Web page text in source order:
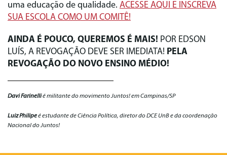
uma educação de qualidade. ACESSE AQUI E INSCREVA
SUA ESCOLA COMO UM COMITÊ!
AINDA É POUCO, QUEREMOS É MAIS! POR EDSON
LUÍS, A REVOGAÇÃO DEVE SER IMEDIATA! PELA
REVOGAÇÃO DO NOVO ENSINO MÉDIO!
Davi Farinellié militante do movimento Juntos! em Campinas/SP
Luiz Philipeé estudante de Ciência Política, diretor do DCE UnB e da coordenação
Nacional do Juntos!